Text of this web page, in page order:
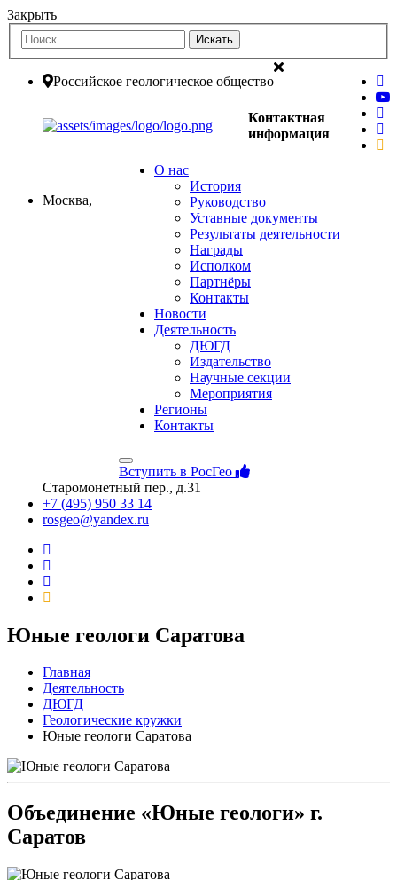
Закрыть
Российское геологическое общество
О нас
История
Руководство
Уставные документы
Результаты деятельности
Награды
Исполком
Партнёры
Контакты
Новости
Деятельность
ДЮГД
Издательство
Научные секции
Мероприятия
Регионы
Контакты
Вступить в РосГео
Контактная
информация
Москва,
Старомонетный пер., д.31
+7 (495) 950 33 14
rosgeo@yandex.ru
Юные геологи Саратова
Главная
Деятельность
ДЮГД
Геологические кружки
Юные геологи Саратова
Объединение «Юные геологи» г.
Саратов